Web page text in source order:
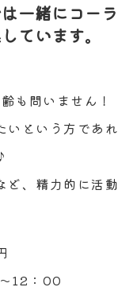
一緒にコーラ
ています。
も問いません！
いという方であれ
ど、精力的に活動
12：00